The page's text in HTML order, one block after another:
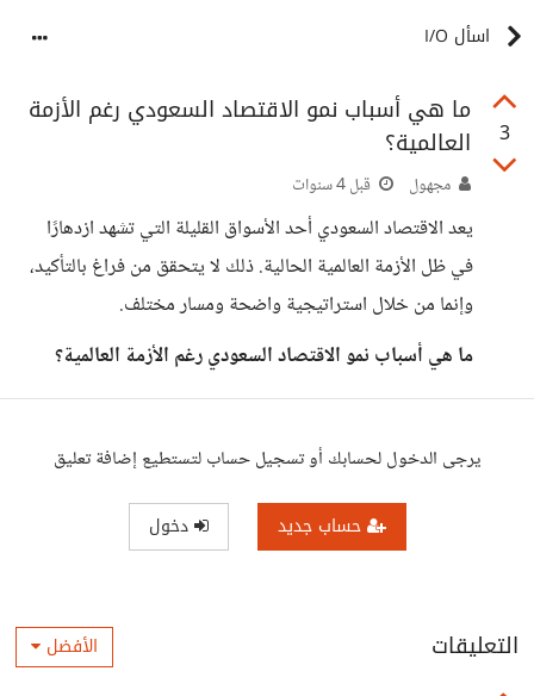
اسأل I/O
3
ما هي أسباب نمو الاقتصاد السعودي رغم الأزمة
العالمية؟
مجهول قبل 4 سنوات
يعد الاقتصاد السعودي أحد الأسواق القليلة التي تشهد ازدهارًا
في ظل الأزمة العالمية الحالية. ذلك لا يتحقق من فراغ بالتأكيد،
وإنما من خلال استراتيجية واضحة ومسار مختلف.
ما هي أسباب نمو الاقتصاد السعودي رغم الأزمة العالمية؟
يرجى الدخول لحسابك أو تسجيل حساب لتستطيع إضافة تعليق
حساب جديد دخول
التعليقات الأفضل